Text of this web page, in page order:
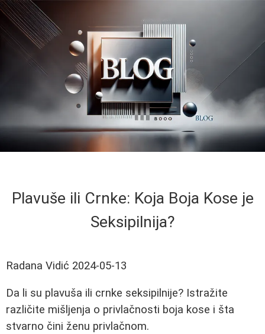
Plavuše ili Crnke: Koja Boja Kose je
Seksipilnija?
Radana Vidić 2024-05-13
Da li su plavuša ili crnke seksipilnije? Istražite
različite mišljenja o privlačnosti boja kose i šta
stvarno čini ženu privlačnom.